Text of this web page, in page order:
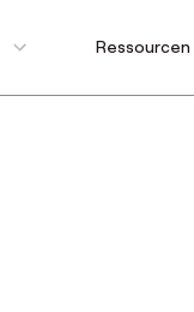
Ressourcen